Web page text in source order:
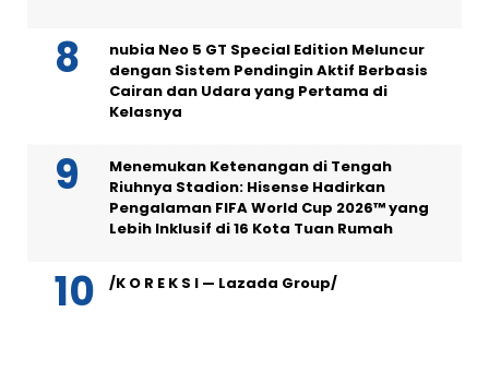
nubia Neo 5 GT Special Edition Meluncur
dengan Sistem Pendingin Aktif Berbasis
Cairan dan Udara yang Pertama di
Kelasnya
Menemukan Ketenangan di Tengah
Riuhnya Stadion: Hisense Hadirkan
Pengalaman FIFA World Cup 2026™ yang
Lebih Inklusif di 16 Kota Tuan Rumah
/K O R E K S I — Lazada Group/